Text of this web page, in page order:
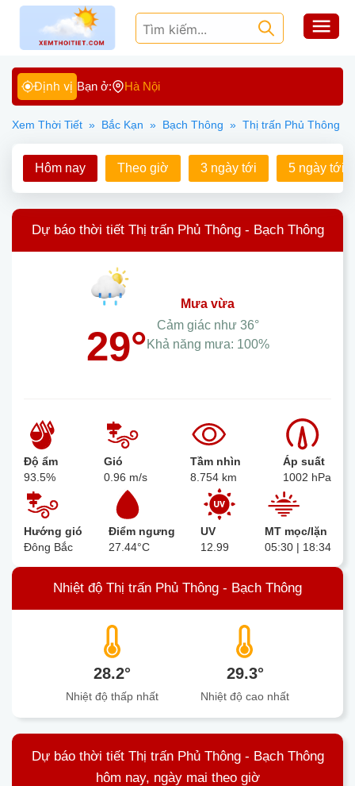
Định vị Bạn ở: Hà Nội
Xem Thời Tiết » Bắc Kạn » Bạch Thông » Thị trấn Phủ Thông
Hôm nay Theo giờ 3 ngày tới 5 ngày tới
Dự báo thời tiết Thị trấn Phủ Thông - Bạch Thông
29°
mưa vừa
Cảm giác như 36°
Khả năng mưa: 100%
Độ ẩm
93.5%
Gió
0.96 m/s
Tầm nhìn
8.754 km
Áp suất
1002 hPa
Hướng gió
Đông Bắc
Điểm ngưng
27.44°C
UV
12.99
MT mọc/lặn
05:30 | 18:34
Nhiệt độ Thị trấn Phủ Thông - Bạch Thông
28.2°
Nhiệt độ thấp nhất
29.3°
Nhiệt độ cao nhất
Dự báo thời tiết Thị trấn Phủ Thông - Bạch Thông
hôm nay, ngày mai theo giờ